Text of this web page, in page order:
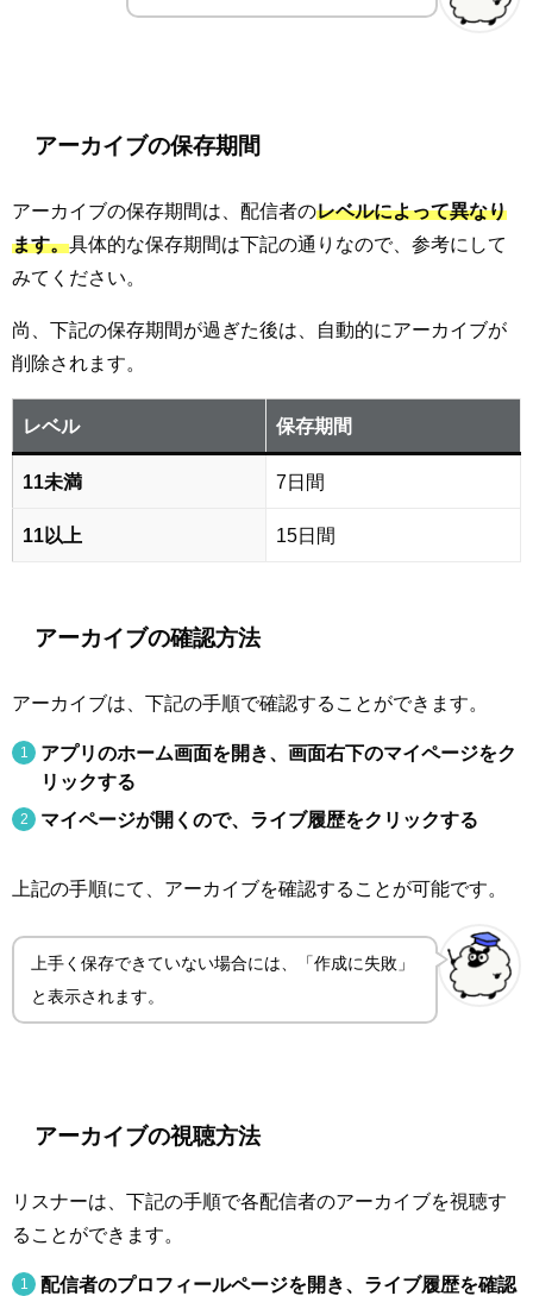
アーカイブの保存期間
アーカイブの保存期間は、配信者のレベルによって異なり
ます。具体的な保存期間は下記の通りなので、参考にして
みてください。
尚、下記の保存期間が過ぎた後は、自動的にアーカイブが
削除されます。
レベル 保存期間
11未満 7日間
11以上 15日間
アーカイブの確認方法
アーカイブは、下記の手順で確認することができます。
アプリのホーム画面を開き、画面右下のマイページをク
リックする
マイページが開くので、ライブ履歴をクリックする
上記の手順にて、アーカイブを確認することが可能です。
上手く保存できていない場合には、「作成に失敗」
と表示されます。
アーカイブの視聴方法
リスナーは、下記の手順で各配信者のアーカイブを視聴す
ることができます。
配信者のプロフィールページを開き、ライブ履歴を確認